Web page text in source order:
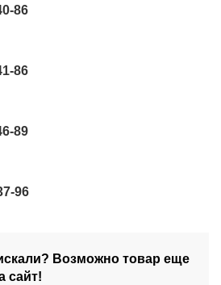
86
86
89
96
Возможно товар еще
сайт!